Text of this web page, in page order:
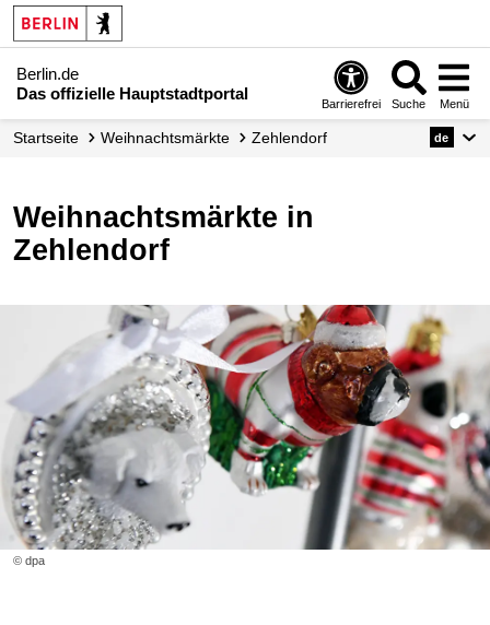
Berlin.de
Das offizielle Hauptstadtportal
Barrierefrei Suche Menü
Startseite Weihnachtsmärkte Zehlendorf de
Weihnachtsmärkte in
Zehlendorf
© dpa